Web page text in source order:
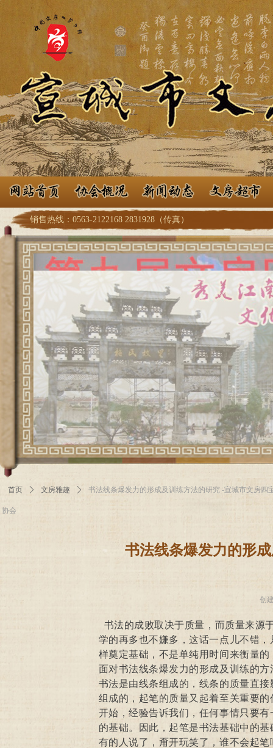
销售热线：0563-2122168 2831928（传真）
书法线条爆发力的形
书法的成败取决于质量，而质量来源
学的再多也不嫌多，这话一点儿不错
样奠定基础，不是单纯用时间来衡量
面对书法线条爆发力的形成及训练的
书法是由线条组成的，线条的质量直
组成的，起笔的质量又起着至关重要
开始，经验告诉我们，任何事情只要
的基础。因此，起笔是书法基础中的
有的人说了，甭开玩笑了，谁不会起
创
首页 ꄲ 文房雅趣 ꄲ 书法线条爆发力的形成及训练方法的研究 -宣城市文房四
协会